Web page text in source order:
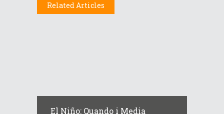
Related Articles
El Niño: Quando i Media